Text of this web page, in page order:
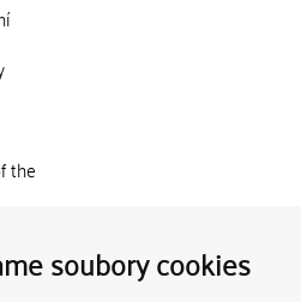
soubory cookies
the
k